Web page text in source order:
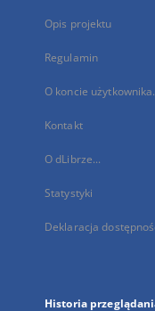
Opis projektu
Regulamin
O koncie
Kontakt
O dLibrze...
Statystyki
Deklaracja
Historia